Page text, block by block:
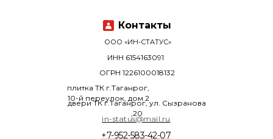
+7-952-583-42-07
ООО «ИН-СТАТУС»
плитка ТК г.Таганрог,
10-й переулок, дом 2
двери ТК г.Таганрог, ул. Сызранова
,20
ОГРН 1226100018132
ИНН 6154163091
in-status@mail.ru
Контакты